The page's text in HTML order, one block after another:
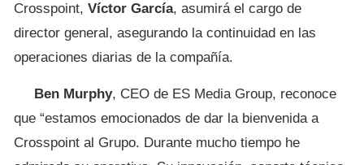
Crosspoint, Víctor García, asumirá el cargo de
director general, asegurando la continuidad en las
operaciones diarias de la compañía.
Ben Murphy, CEO de ES Media Group, reconoce
que “estamos emocionados de dar la bienvenida a
Crosspoint al Grupo. Durante mucho tiempo he